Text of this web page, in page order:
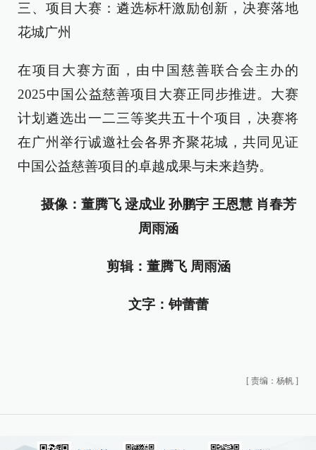
三、项目大赛：遴选标杆激励创新，决赛落地
花城广州
在项目大赛方面，由中国慈善联合会主办的
2025中国公益慈善项目大赛正同步推进。大赛
计划遴选出一二三等奖共五十个项目，决赛将
在广州举行诚邀社会各界齐聚花城，共同见证
中国公益慈善项目的卓越成果与未来趋势。
摄像：董腾飞 逯成业 孙鹏宇 王恩慧 肖春芳
周雨涵
剪辑：董腾飞 周雨涵
文字：钟蕾蕾
[ 责编：杨帆 ]